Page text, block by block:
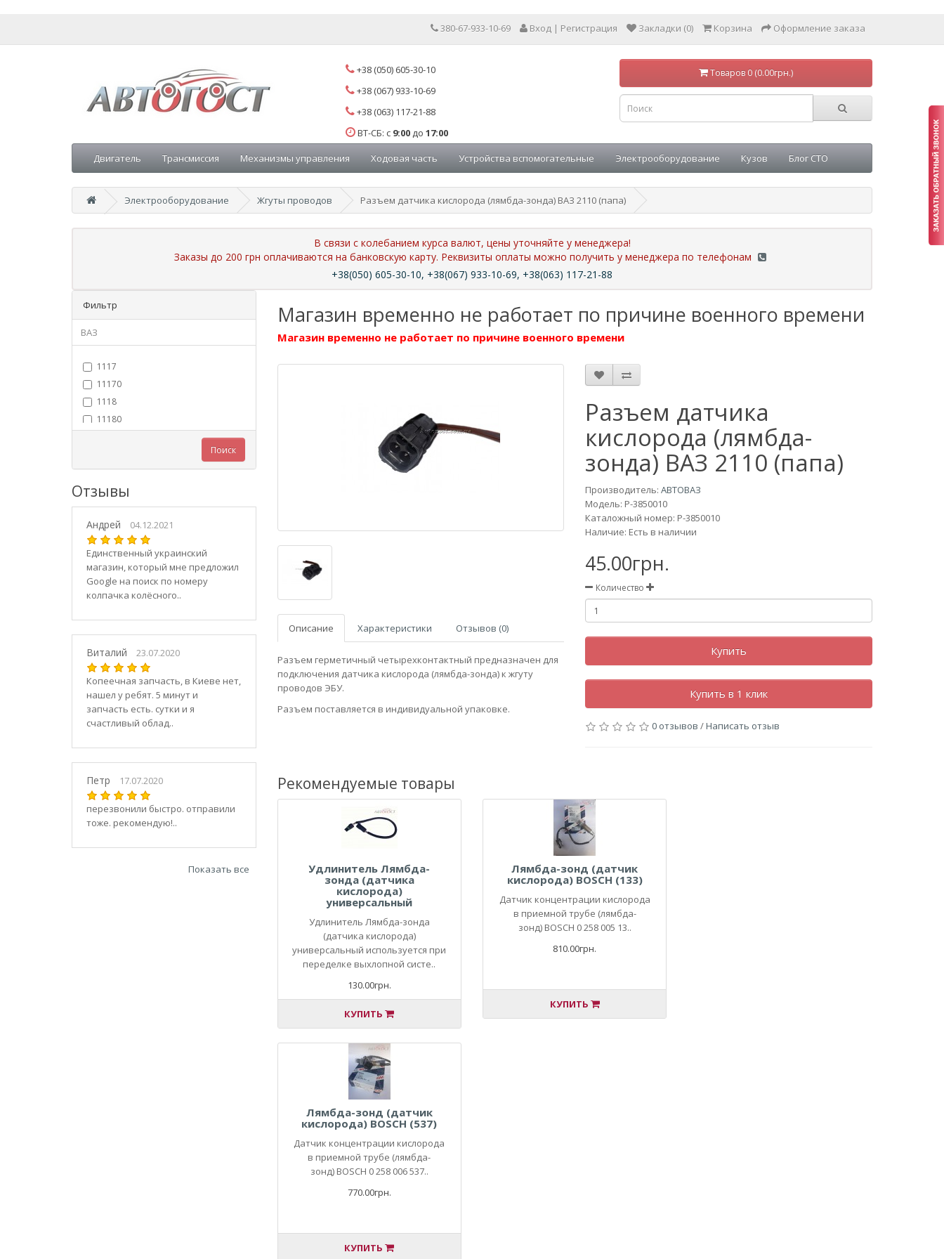
380-67-933-10-69 Вход | Регистрация Закладки (0) Корзина Оформление заказа
+38 (050) 605-30-10
+38 (067) 933-10-69
+38 (063) 117-21-88
ВТ-СБ: с 9:00 до 17:00
Товаров 0 (0.00грн.)
Двигатель Трансмиссия Механизмы управления Ходовая часть Устройства вспомогательные Электрооборудование Кузов Блог СТО
Электрооборудование Жгуты проводов Разъем датчика кислорода (лямбда-зонда) ВАЗ 2110 (папа)
В связи с колебанием курса валют, цены уточняйте у менеджера!
Заказы до 200 грн оплачиваются на банковскую карту. Реквизиты оплаты можно получить у менеджера по телефонам
+38(050) 605-30-10, +38(067) 933-10-69, +38(063) 117-21-88
Фильтр
ВАЗ
1117
11170
1118
11180
11186
1119
11190
11194
2101
21010
2102
21020
21040
21044
21047
2107
21070
21073
Поиск
Отзывы
Андрей 04.12.2021
Единственный украинский
магазин, который мне предложил
Google на поиск по номеру
колпачка колёсного..
Виталий 23.07.2020
Копеечная запчасть, в Киеве нет,
нашел у ребят. 5 минут и
запчасть есть. сутки и я
счастливый облад..
Петр 17.07.2020
перезвонили быстро. отправили
тоже. рекомендую!..
Показать все
Магазин временно не работает по причине военного времени
Магазин временно не работает по причине военного времени
Описание Характеристики Отзывов (0)
Разъем герметичный четырехконтактный предназначен для
подключения датчика кислорода (лямбда-зонда) к жгуту
проводов ЭБУ.
Разъем поставляется в индивидуальной упаковке.
Разъем датчика
кислорода (лямбда-
зонда) ВАЗ 2110 (папа)
Производитель:АВТОВАЗ
Модель: Р-3850010
Каталожный номер: Р-3850010
Наличие: Есть в наличии
45.00грн.
Количество
Купить
Купить в 1 клик
0 отзывов /Написать отзыв
Рекомендуемые товары
Удлинитель Лямбда-
зонда (датчика
кислорода)
универсальный
Удлинитель Лямбда-зонда
(датчика кислорода)
универсальный используется при
переделке выхлопной систе..
130.00грн.
КУПИТЬ
Лямбда-зонд (датчик
кислорода) BOSCH (133)
Датчик концентрации кислорода
в приемной трубе (лямбда-
зонд) BOSCH 0 258 005 13..
810.00грн.
КУПИТЬ
Лямбда-зонд (датчик
кислорода) BOSCH (537)
Датчик концентрации кислорода
в приемной трубе (лямбда-
зонд) BOSCH 0 258 006 537..
770.00грн.
КУПИТЬ